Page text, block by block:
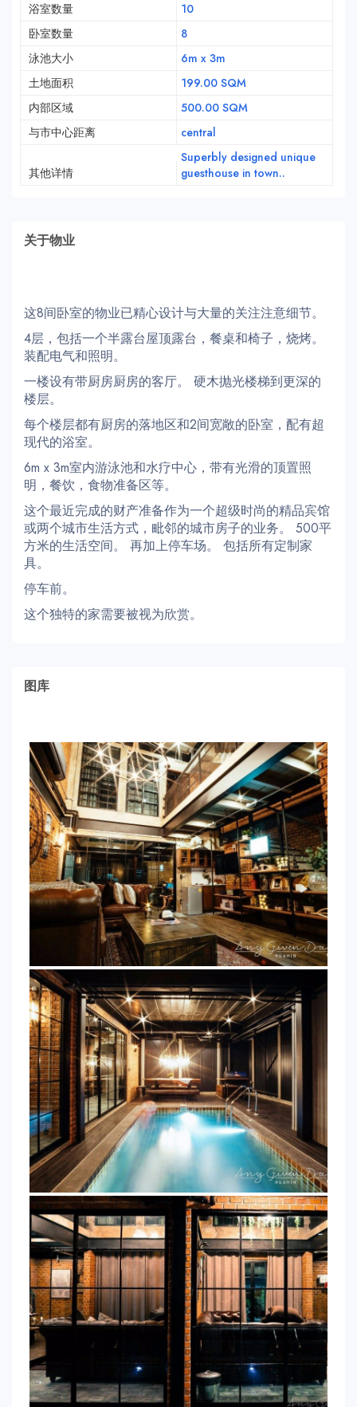
浴室数量
10
卧室数量
8
泳池大小
6m x 3m
土地面积
199.00 SQM
内部区域
500.00 SQM
与市中心距离
central
其他详情
Superbly designed unique
guesthouse in town..
关于物业
这8间卧室的物业已精心设计与大量的关注注意细节。
4层，包括一个半露台屋顶露台，餐桌和椅子，烧烤。
装配电气和照明。
一楼设有带厨房厨房的客厅。 硬木抛光楼梯到更深的
楼层。
每个楼层都有厨房的落地区和2间宽敞的卧室，配有超
现代的浴室。
6m x 3m室内游泳池和水疗中心，带有光滑的顶置照
明，餐饮，食物准备区等。
这个最近完成的财产准备作为一个超级时尚的精品宾馆
或两个城市生活方式，毗邻的城市房子的业务。 500平
方米的生活空间。 再加上停车场。 包括所有定制家
具。
停车前。
这个独特的家需要被视为欣赏。
图库